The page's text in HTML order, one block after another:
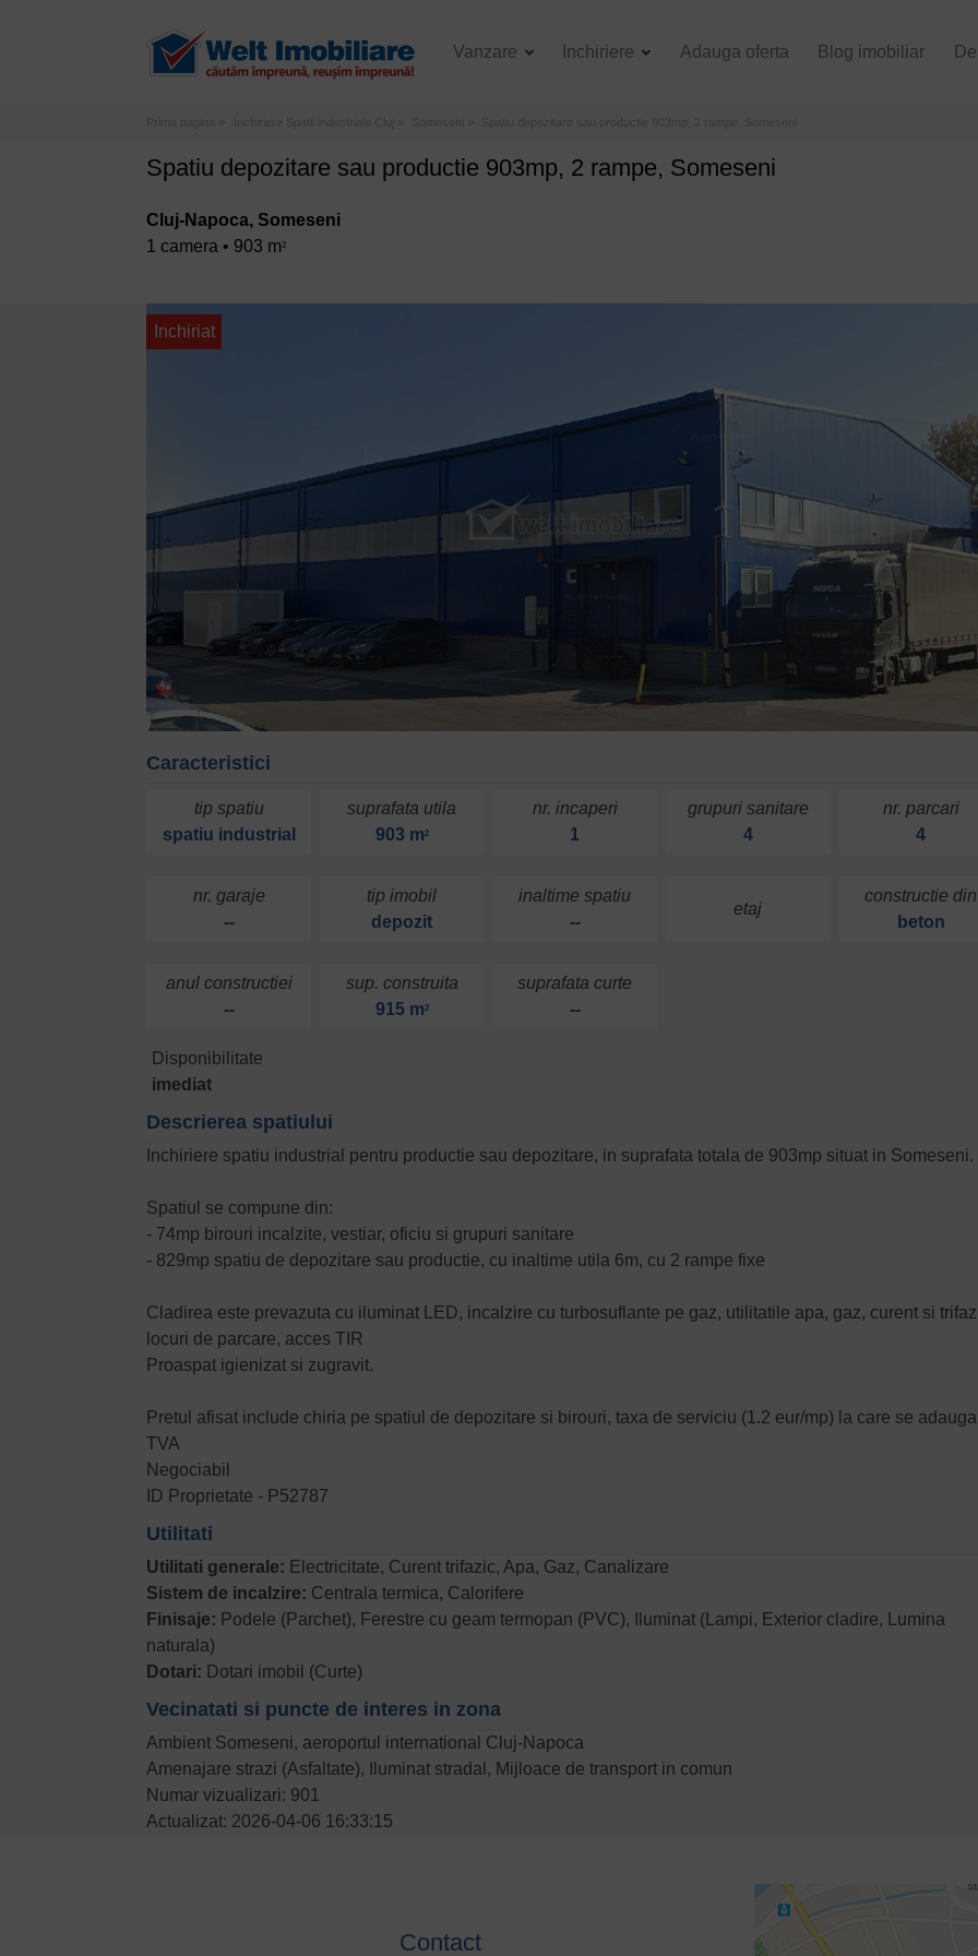
Vanzare Inchiriere Adauga oferta Blog imobiliar
Prima pagina Inchiriere Spatii industriale Cluj Someseni Spatiu depozitare sau productie 903mp, 2 rampe, Someseni
Spatiu depozitare sau productie 903mp, 2 rampe, Someseni
Cluj-Napoca, Someseni
1 camera • 903 m2
Inchiriat
Caracteristici
tip spatiu
spatiu industrial
suprafata utila
903 m2
nr. incaperi
1
grupuri sanitare
4
nr. parcari
4
nr. garaje
--
tip imobil
depozit
inaltime spatiu
--
etaj
constructie din
beton
anul constructiei
--
sup. construita
915 m2
suprafata curte
--
Disponibilitate
imediat
Descrierea spatiului
Inchiriere spatiu industrial pentru productie sau depozitare, in suprafata totala de 903mp situat in Someseni.
Spatiul se compune din:
- 74mp birouri incalzite, vestiar, oficiu si grupuri sanitare
- 829mp spatiu de depozitare sau productie, cu inaltime utila 6m, cu 2 rampe fixe
Cladirea este prevazuta cu iluminat LED, incalzire cu turbosuflante pe gaz, utilitatile apa, gaz, curent si
locuri de parcare, acces TIR
Proaspat igienizat si zugravit.
Pretul afisat include chiria pe spatiul de depozitare si birouri, taxa de serviciu (1.2 eur/mp) la care se adauga
TVA
Negociabil
ID Proprietate - P52787
Utilitati
Utilitati generale: Electricitate, Curent trifazic, Apa, Gaz, Canalizare
Sistem de incalzire: Centrala termica, Calorifere
Finisaje: Podele (Parchet), Ferestre cu geam termopan (PVC), Iluminat (Lampi, Exterior cladire, Lumina
naturala)
Dotari: Dotari imobil (Curte)
Vecinatati si puncte de interes in zona
Ambient Someseni, aeroportul international Cluj-Napoca
Amenajare strazi (Asfaltate), Iluminat stradal, Mijloace de transport in comun
Numar vizualizari: 901
Actualizat: 2026-04-06 16:33:15
Contact